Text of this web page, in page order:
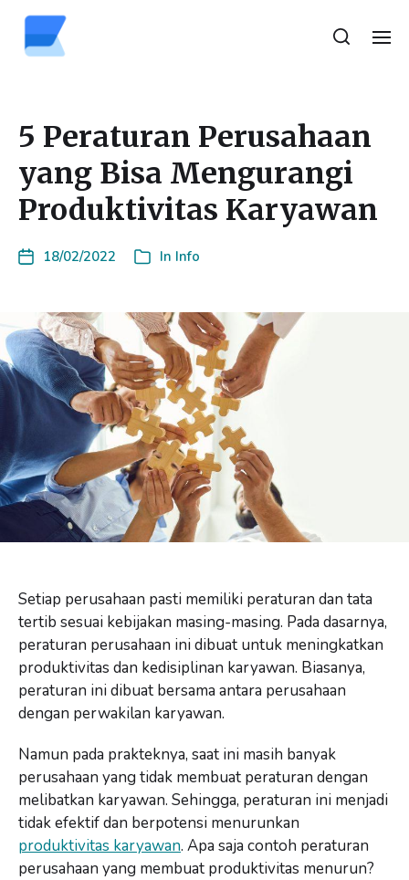
5 Peraturan Perusahaan
yang Bisa Mengurangi
Produktivitas Karyawan
18/02/2022 In Info
Setiap perusahaan pasti memiliki peraturan dan tata
tertib sesuai kebijakan masing-masing. Pada dasarnya,
peraturan perusahaan ini dibuat untuk meningkatkan
produktivitas dan kedisiplinan karyawan. Biasanya,
peraturan ini dibuat bersama antara perusahaan
dengan perwakilan karyawan.
Namun pada prakteknya, saat ini masih banyak
perusahaan yang tidak membuat peraturan dengan
melibatkan karyawan. Sehingga, peraturan ini menjadi
tidak efektif dan berpotensi menurunkan
produktivitas karyawan. Apa saja contoh peraturan
perusahaan yang membuat produktivitas menurun?